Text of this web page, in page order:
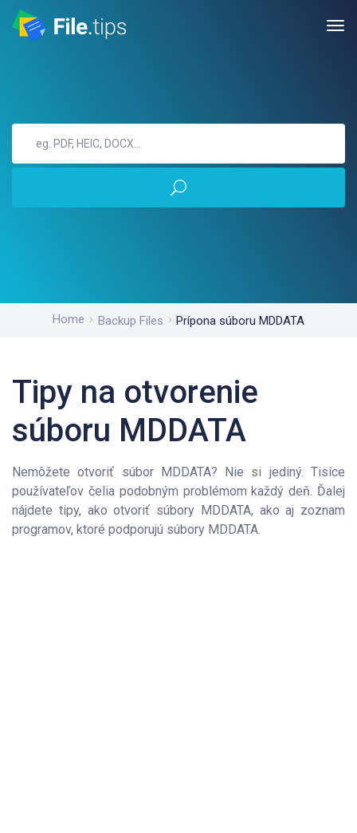
Home Backup Files Prípona súboru MDDATA
Tipy na otvorenie
súboru MDDATA
Nemôžete otvoriť súbor MDDATA? Nie si jediný. Tisíce
používateľov čelia podobným problémom každý deň. Ďalej
nájdete tipy, ako otvoriť súbory MDDATA, ako aj zoznam
programov, ktoré podporujú súbory MDDATA.